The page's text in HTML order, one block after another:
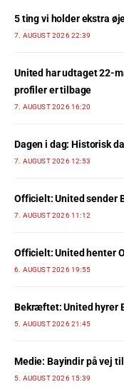
5 ting vi holder ekstra
7. AUGUST 2026 22:39
United har udtaget 22-
profiler er tilbage
7. AUGUST 2026 16:20
Dagen i dag: Historisk
7. AUGUST 2026 12:53
Officielt: United sender
7. AUGUST 2026 11:12
Officielt: United henter
6. AUGUST 2026 19:55
Bekræftet: United hyrer
5. AUGUST 2026 21:45
Medie: Bayindir på vej
5. AUGUST 2026 15:39